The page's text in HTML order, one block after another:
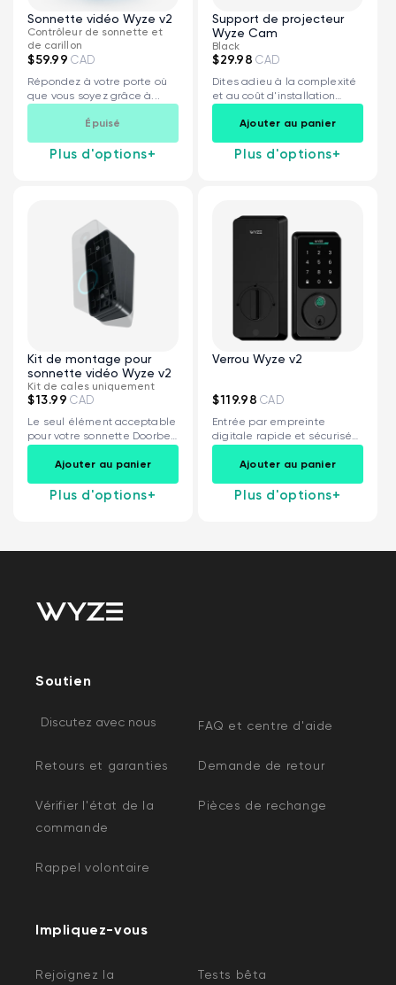
Sonnette vidéo Wyze v2
Contrôleur de sonnette et
de carillon
$59.99 CAD
Répondez à votre porte où
que vous soyez grâce à...
Épuisé
Plus d'options+
Support de projecteur
Wyze Cam
Black
$29.98 CAD
Dites adieu à la complexité
et au coût d'installation
d'une...
Ajouter au panier
Plus d'options+
Kit de montage pour
sonnette vidéo Wyze v2
Kit de cales uniquement
$13.99 CAD
Le seul élément acceptable
pour votre sonnette Doorbell
v2 ! Idéal...
Ajouter au panier
Plus d'options+
Verrou Wyze v2
$119.98 CAD
Entrée par empreinte
digitale rapide et sécurisée
Scanner d'empreintes
digitales...
Ajouter au panier
Plus d'options+
Soutien
Discutez avec nous FAQ et centre d'aide
Retours et garanties Demande de retour
Vérifier l'état de la
commande
Pièces de rechange
Rappel volontaire
Impliquez-vous
Rejoignez la
Tests bêta